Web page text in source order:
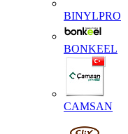
BINYLPRO
BONKEEL
CAMSAN